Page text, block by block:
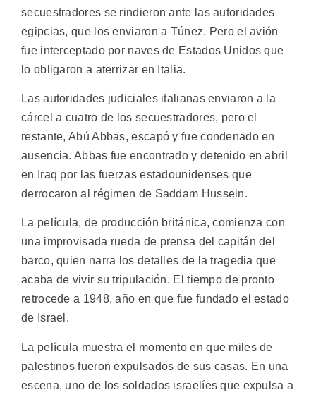
secuestradores se rindieron ante las autoridades
egipcias, que los enviaron a Túnez. Pero el avión
fue interceptado por naves de Estados Unidos que
lo obligaron a aterrizar en Italia.
Las autoridades judiciales italianas enviaron a la
cárcel a cuatro de los secuestradores, pero el
restante, Abú Abbas, escapó y fue condenado en
ausencia. Abbas fue encontrado y detenido en abril
en Iraq por las fuerzas estadounidenses que
derrocaron al régimen de Saddam Hussein.
La película, de producción británica, comienza con
una improvisada rueda de prensa del capitán del
barco, quien narra los detalles de la tragedia que
acaba de vivir su tripulación. El tiempo de pronto
retrocede a 1948, año en que fue fundado el estado
de Israel.
La película muestra el momento en que miles de
palestinos fueron expulsados de sus casas. En una
escena, uno de los soldados israelíes que expulsa a